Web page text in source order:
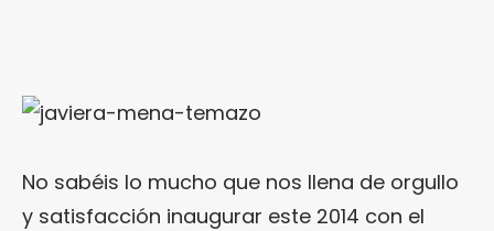
No sabéis lo mucho que nos llena de orgullo
y satisfacción inaugurar este 2014 con el